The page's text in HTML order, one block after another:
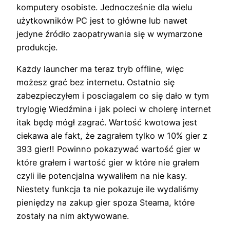
komputery osobiste. Jednocześnie dla wielu
użytkowników PC jest to główne lub nawet
jedyne źródło zaopatrywania się w wymarzone
produkcje.
Każdy launcher ma teraz tryb offline, więc
możesz grać bez internetu. Ostatnio się
zabezpieczyłem i posciagalem co się dało w tym
trylogię Wiedźmina i jak poleci w cholerę internet
itak będę mógł zagrać. Wartość kwotowa jest
ciekawa ale fakt, że zagrałem tylko w 10% gier z
393 gier!! Powinno pokazywać wartość gier w
które grałem i wartość gier w które nie grałem
czyli ile potencjalna wywaliłem na nie kasy.
Niestety funkcja ta nie pokazuje ile wydaliśmy
pieniędzy na zakup gier spoza Steama, które
zostały na nim aktywowane.